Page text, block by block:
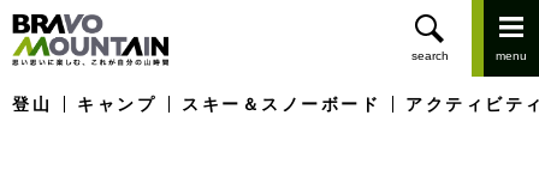
登山 キャンプ スキー＆スノーボード アクティビテ